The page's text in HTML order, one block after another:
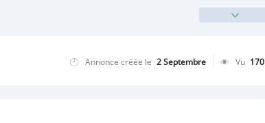
Annonce créée le 2 Septembre Vu 170